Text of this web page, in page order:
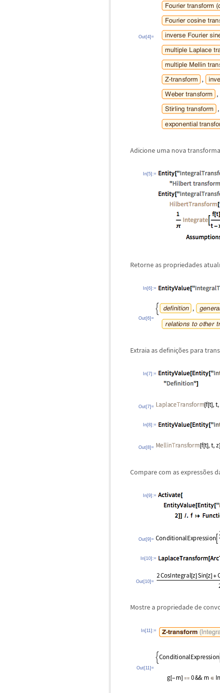
Out[4]=
Adicione uma nova
In[5]:=
Retorne as propriedades
In[6]:=
Out[6]=
Extraia as definições para
In[7]:=
Out[7]=
In[8]:=
Out[8]=
Compare com as expressões
In[9]:=
Out[9]=
In[10]:=
Out[10]=
Mostre a propriedade de
In[11]:=
Out[11]=